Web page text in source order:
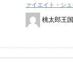
ァイエイト・シ
桃太郎王